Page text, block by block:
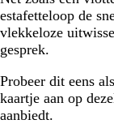
estafetteloop de
vlekkeloze
gesprek.
Probeer dit eens
kaartje aan op
aanbiedt.